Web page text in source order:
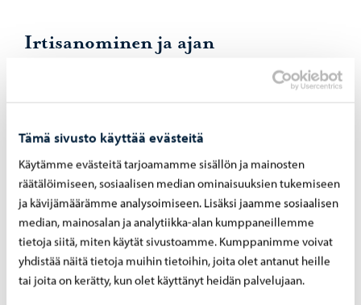
Tämä sivusto käyttää evästeitä
Käytämme evästeitä tarjoamamme sisällön ja mainosten
räätälöimiseen, sosiaalisen median ominaisuuksien tukemiseen
ja kävijämäärämme analysoimiseen. Lisäksi jaamme sosiaalisen
median, mainosalan ja analytiikka-alan kumppaneillemme
tietoja siitä, miten käytät sivustoamme. Kumppanimme voivat
yhdistää näitä tietoja muihin tietoihin, joita olet antanut heille
tai joita on kerätty, kun olet käyttänyt heidän palvelujaan.
Irtisanominen ja ajan
Ota yhteys ohjaajaan ja tee kirjallinen irtisanominen tai
ajan muuttaminen perusteluineen lomakkeella tai
sähköpostitse, lähetä tiedoksi myös iltapäivätoiminnan
koordinaattorille.
Kerhopaikan irtisanomisaika on vähintään
kalenterikuukausi ennen muutoksen alkua. Kerhosuhde
päättyy aina kuukauden loppuun. Jos paikka ei käytetä
lainkaan irtisanomisaikana, laskutetaan puolet